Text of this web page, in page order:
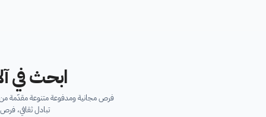
ابحث في
فرص مجانية ومدفوعة متنوعة مقدّمة من
تبادل ثقافي،